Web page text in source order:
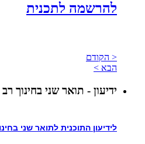
להרשמה לתכנית
< הקודם
הבא >
ידיעון - תואר שני בחינוך רב
לידיעון התוכנית לתואר שני